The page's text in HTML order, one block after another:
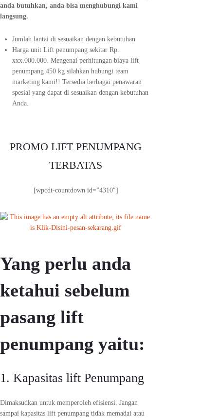
anda butuhkan, anda bisa menghubungi kami
langsung.
Jumlah lantai di sesuaikan dengan kebutuhan
Harga unit Lift penumpang sekitar Rp.
xxx.000.000. Mengenai perhitungan biaya lift
penumpang 450 kg silahkan hubungi team
marketing kami!! Tersedia berbagai penawaran
spesial yang dapat di sesuaikan dengan kebutuhan
Anda.
PROMO LIFT PENUMPANG
TERBATAS
[wpcdt-countdown id=”4310″]
Yang perlu anda
ketahui sebelum
pasang lift
penumpang yaitu:
1. Kapasitas lift Penumpang
Dimaksudkan untuk memperoleh efisiensi. Jangan
sampai kapasitas lift penumpang tidak memadai atau